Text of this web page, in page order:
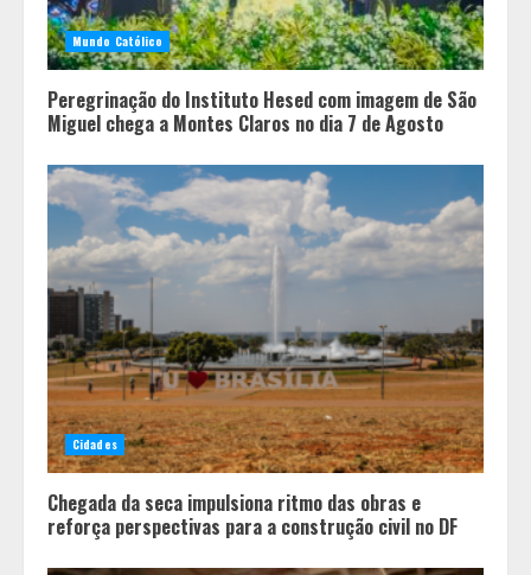
O Bloomsday hoje: 18 horas na vida
de Dublin sob vigilância
Mundo Católico
Peregrinação do Instituto Hesed com imagem de São
Miguel chega a Montes Claros no dia 7 de Agosto
Cidades
Chegada da seca impulsiona ritmo das obras e
reforça perspectivas para a construção civil no DF